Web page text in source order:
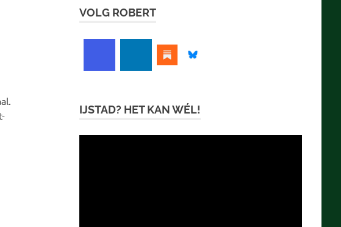
VOLG ROBERT
IJSTAD? HET KAN WÉL!